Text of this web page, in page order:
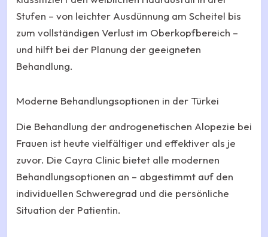
Stufen – von leichter Ausdünnung am Scheitel bis
zum vollständigen Verlust im Oberkopfbereich –
und hilft bei der Planung der geeigneten
Behandlung.
Moderne Behandlungsoptionen in der Türkei
Die Behandlung der androgenetischen Alopezie bei
Frauen ist heute vielfältiger und effektiver als je
zuvor. Die Cayra Clinic bietet alle modernen
Behandlungsoptionen an – abgestimmt auf den
individuellen Schweregrad und die persönliche
Situation der Patientin.